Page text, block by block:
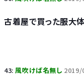
古着屋で買った服大
43:風吹けば名無し 2019/